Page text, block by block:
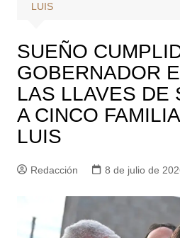
LUIS
SUEÑO
GOBERNADOR
LAS LLAVES DE
A CINCO
LUIS
Redacción 8 de julio de